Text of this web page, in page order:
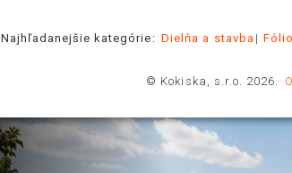
Najhľadanejšie kategórie: Dielňa a stavba
© Kokiska, s.r.o. 2026.